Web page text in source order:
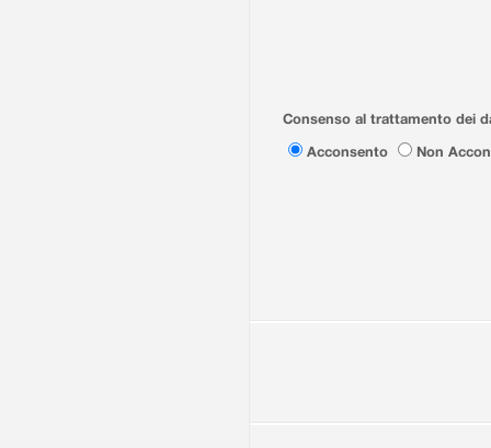
Consenso al trattamento dei
Acconsento
Non